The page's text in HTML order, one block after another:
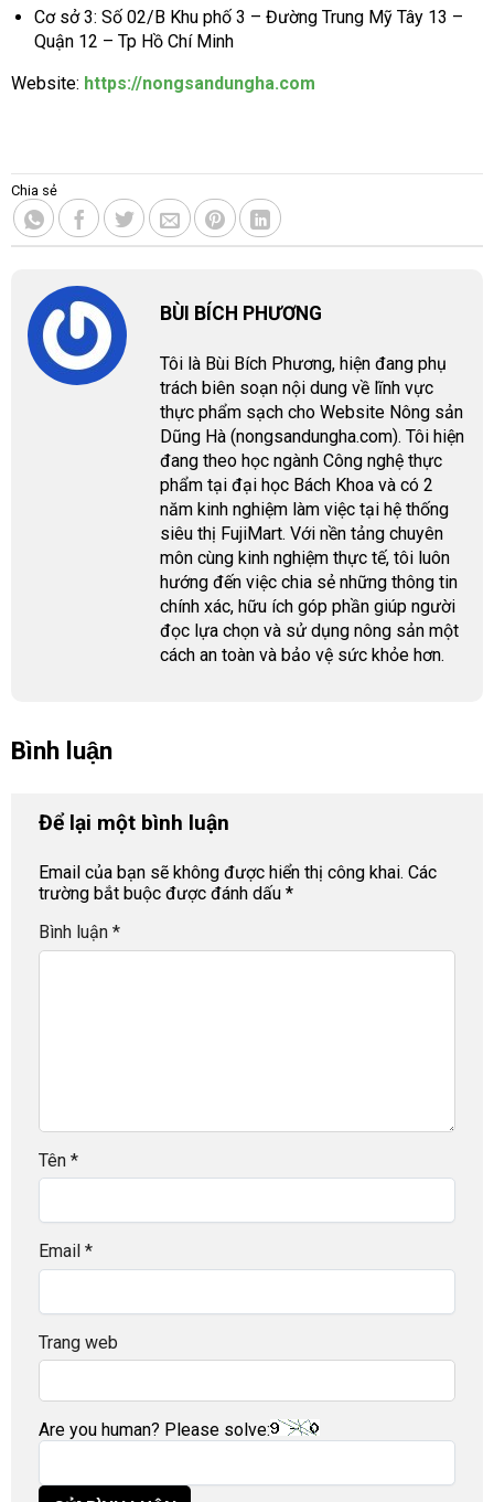
Cơ sở 3: Số 02/B Khu phố 3 – Đường Trung Mỹ Tây 13 –
Quận 12 – Tp Hồ Chí Minh
Website: https://nongsandungha.com
Chia sẻ
BÙI BÍCH PHƯƠNG
Tôi là Bùi Bích Phương, hiện đang phụ
trách biên soạn nội dung về lĩnh vực
thực phẩm sạch cho Website Nông sản
Dũng Hà (nongsandungha.com). Tôi hiện
đang theo học ngành Công nghệ thực
phẩm tại đại học Bách Khoa và có 2
năm kinh nghiệm làm việc tại hệ thống
siêu thị FujiMart. Với nền tảng chuyên
môn cùng kinh nghiệm thực tế, tôi luôn
hướng đến việc chia sẻ những thông tin
chính xác, hữu ích góp phần giúp người
đọc lựa chọn và sử dụng nông sản một
cách an toàn và bảo vệ sức khỏe hơn.
Bình luận
Để lại một bình luận
Email của bạn sẽ không được hiển thị công khai. Các
trường bắt buộc được đánh dấu *
Bình luận *
Tên *
Email *
Trang web
Are you human? Please solve: